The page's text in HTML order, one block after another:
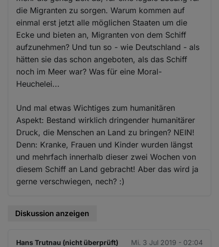
die Migranten zu sorgen. Warum kommen auf
einmal erst jetzt alle möglichen Staaten um die
Ecke und bieten an, Migranten von dem Schiff
aufzunehmen? Und tun so - wie Deutschland - als
hätten sie das schon angeboten, als das Schiff
noch im Meer war? Was für eine Moral-
Heuchelei...
Und mal etwas Wichtiges zum humanitären
Aspekt: Bestand wirklich dringender humanitärer
Druck, die Menschen an Land zu bringen? NEIN!
Denn: Kranke, Frauen und Kinder wurden längst
und mehrfach innerhalb dieser zwei Wochen von
diesem Schiff an Land gebracht! Aber das wird ja
gerne verschwiegen, nech? :)
Diskussion anzeigen
Hans Trutnau (nicht überprüft) Mi. 3 Jul 2019 - 02:04